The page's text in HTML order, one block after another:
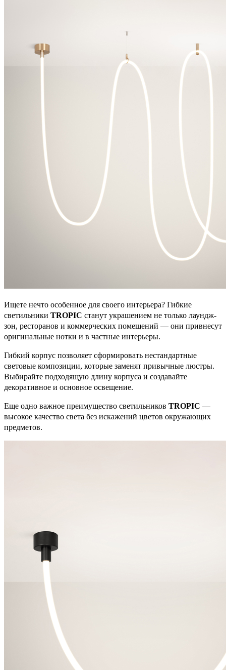
Ищете нечто особенное для своего интерьера? Гибкие
светильники TROPIC станут украшением не только лаундж-
зон, ресторанов и коммерческих помещений — они привнесут
оригинальные нотки и в частные интерьеры.
Гибкий корпус позволяет сформировать нестандартные
световые композиции, которые заменят привычные люстры.
Выбирайте подходящую длину корпуса и создавайте
декоративное и основное освещение.
Еще одно важное преимущество светильников TROPIC —
высокое качество света без искажений цветов окружающих
предметов.